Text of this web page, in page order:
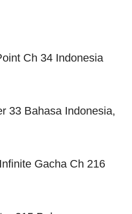
Ch 34 Indonesia
33 Bahasa Indonesia,
Gacha Ch 216